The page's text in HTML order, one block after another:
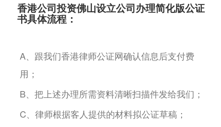
香港公司投资佛山设立公司办理简化版公证
书具体流程：
A、跟我们香港律师公证网确认信息后支付费
用；
B、把上述办理所需资料清晰扫描件发给我们；
C、律师根据客人提供的材料拟公证草稿；